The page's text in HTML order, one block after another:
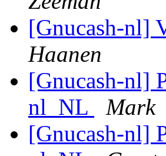
[Gnucash-nl]
Haanen
[Gnucash-nl]
nl_NL
Mark
[Gnucash-nl]